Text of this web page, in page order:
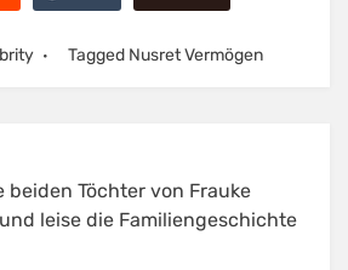
Tagged Nusret Vermögen
beiden Töchter von Frauke
leise die Familiengeschichte